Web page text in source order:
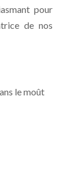
pour
de nos
le moût